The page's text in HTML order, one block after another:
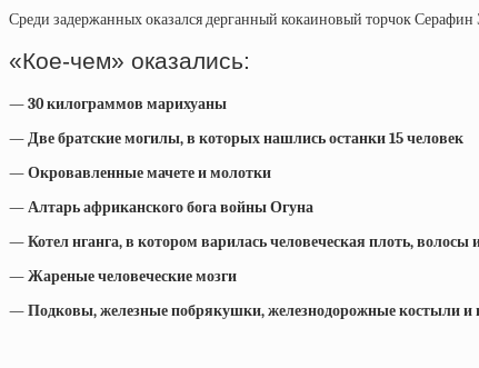
Среди задержанных оказался дерганный кокаиновый торчок Серафин
«Кое-чем» оказались:
— 30 килограммов марихуаны
— Две братские могилы, в которых нашлись останки 15 человек
— Окровавленные мачете и молотки
— Алтарь африканского бога войны Огуна
— Котел нганга, в котором варилась человеческая плоть,
— Жареные человеческие мозги
— Подковы, железные побрякушки, железнодорожные костыли